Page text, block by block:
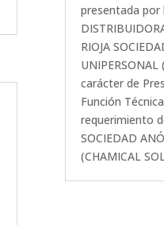
presentada por
RIOJA
UNIPERSONAL
carácter de
Función
requerimiento
SOCIEDAD
(CHAMICAL